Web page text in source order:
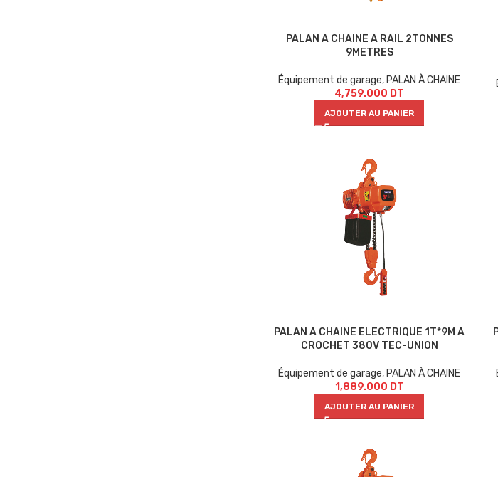
PALAN A CHAINE A RAIL 2TONNES
9METRES
Équipement de garage,PALAN À CHAINE
4,759.000 DT
AJOUTER AU PANIER
PALAN A CHAINE ELECTRIQUE 1T*9M A
CROCHET 380V TEC-UNION
Équipement de garage, PALAN À CHAINE
1,889.000 DT
AJOUTER AU PANIER